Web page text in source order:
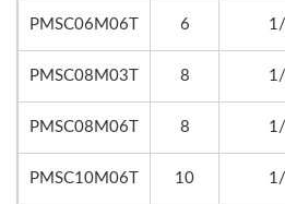
PMSC06M06T 6
PMSC08M03T 8
PMSC08M06T 8
PMSC10M06T 10